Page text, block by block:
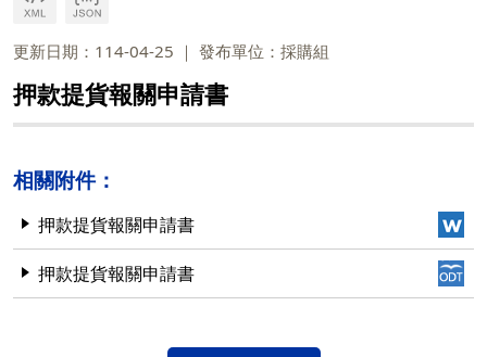
更新日期：114-04-25 發布單位：採購組
押款提貨報關申請書
相關附件：
押款提貨報關申請書
押款提貨報關申請書